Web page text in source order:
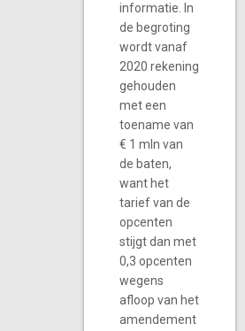
informatie. In
de begroting
wordt vanaf
2020 rekening
gehouden
met een
toename van
€ 1 mln van
de baten,
want het
tarief van de
opcenten
stijgt dan met
0,3 opcenten
wegens
afloop van het
amendement